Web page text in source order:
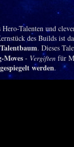
Talenten und
des Builds ist
. Dieses
Moves- Vergiften für
werden.